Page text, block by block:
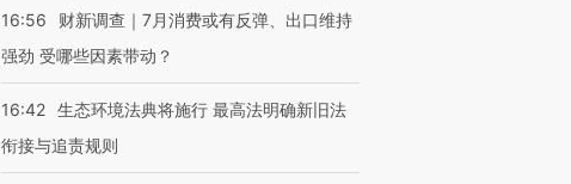
16:56
财新调查｜7月消费或有反弹、出口维持
强劲 受哪些因素带动？
16:42 生态环境法典将施行 最高法明确新旧法
衔接与追责规则